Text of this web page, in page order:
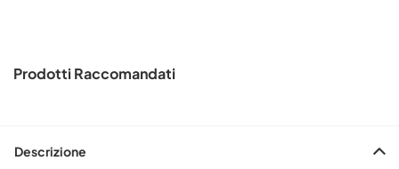
Prodotti Raccomandati
Descrizione